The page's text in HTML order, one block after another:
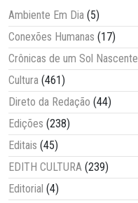
Ambiente Em Dia (5)
Conexões Humanas (17)
Crônicas de um Sol Nascente
Cultura (461)
Direto da Redação (44)
Edições (238)
Editais (45)
EDITH CULTURA (239)
Editorial (4)